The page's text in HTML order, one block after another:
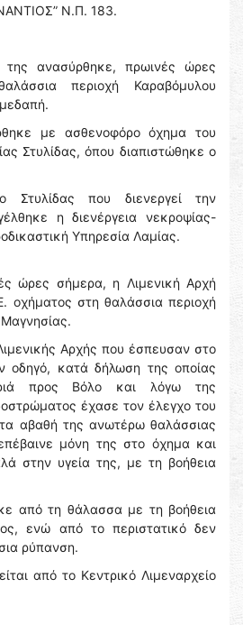
Ν.Π. 183.
της ανασύρθηκε, πρωινές ώρες
περιοχή Καραβόμυλου
με ασθενοφόρο όχημα του
Στυλίδας, όπου διαπιστώθηκε ο
Στυλίδας που διενεργεί την
η διενέργεια νεκροψίας-
Υπηρεσία Λαμίας.
ώρες σήμερα, η Λιμενική Αρχή
οχήματος στη θαλάσσια περιοχή
Αρχής που έσπευσαν στο
οδηγό, κατά δήλωση της οποίας
προς Βόλο και λόγω της
έχασε τον έλεγχο του
αβαθή της ανωτέρω θαλάσσιας
μόνη της στο όχημα και
στην υγεία της, με τη βοήθεια
από τη θάλασσα με τη βοήθεια
ενώ από το περιστατικό δεν
ρύπανση.
από το Κεντρικό Λιμεναρχείο